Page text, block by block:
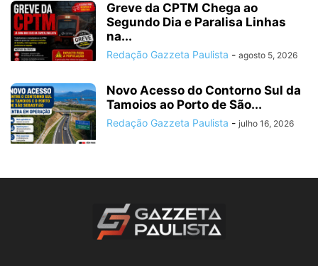
Greve da CPTM Chega ao
Segundo Dia e Paralisa Linhas
na...
Redação Gazzeta Paulista - agosto 5, 2026
Novo Acesso do Contorno Sul da
Tamoios ao Porto de São...
Redação Gazzeta Paulista - julho 16, 2026